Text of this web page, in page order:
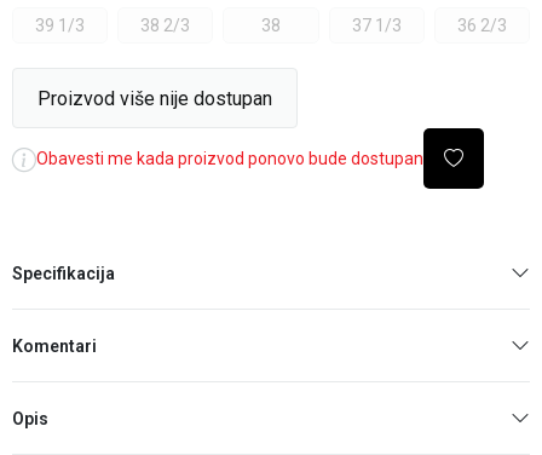
39 1/3 38 2/3 38 37 1/3 36 2/3
Proizvod više nije dostupan
Obavesti me kada proizvod ponovo bude dostupan
Specifikacija
Komentari
Opis